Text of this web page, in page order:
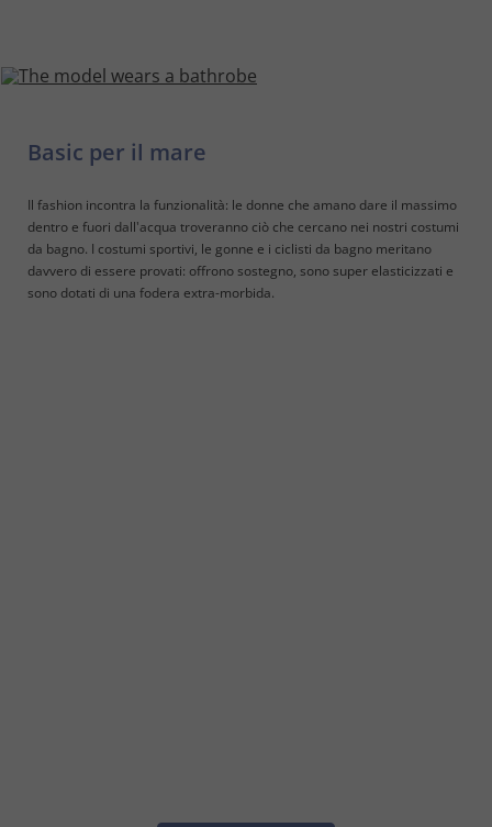
Basic per il mare
Il fashion incontra la funzionalità: le donne che amano dare il massimo
dentro e fuori dall'acqua troveranno ciò che cercano nei nostri costumi
da bagno. I costumi sportivi, le gonne e i ciclisti da bagno meritano
davvero di essere provati: offrono sostegno, sono super elasticizzati e
sono dotati di una fodera extra-morbida.